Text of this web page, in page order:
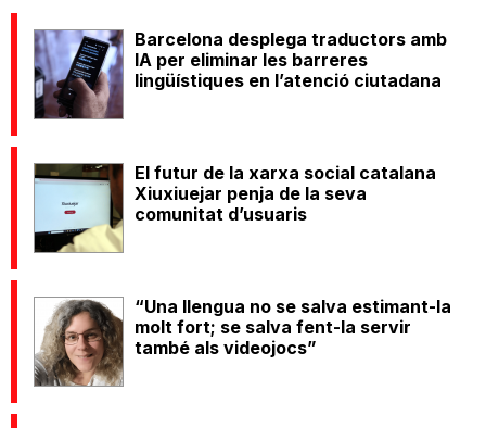
Barcelona desplega traductors amb
IA per eliminar les barreres
lingüístiques en l’atenció ciutadana
El futur de la xarxa social catalana
Xiuxiuejar penja de la seva
comunitat d’usuaris
“Una llengua no se salva estimant-la
molt fort; se salva fent-la servir
també als videojocs”